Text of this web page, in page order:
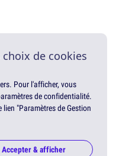
de cookies
Pour l'afficher, vous
de confidentialité.
"Paramètres de Gestion
Accepter & afficher